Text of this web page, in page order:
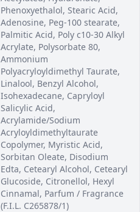
Phenoxyethalol, Stearic Acid,
Adenosine, Peg-100 stearate,
Palmitic Acid, Poly c10-30 Alkyl
Acrylate, Polysorbate 80,
Ammonium
Polyacryloyldimethyl Taurate,
Linalool, Benzyl Alcohol,
Isohexadecane, Capryloyl
Salicylic Acid,
Acrylamide/Sodium
Acryloyldimethyltaurate
Copolymer, Myristic Acid,
Sorbitan Oleate, Disodium
Edta, Cetearyl Alcohol, Cetearyl
Glucoside, Citronellol, Hexyl
Cinnamal, Parfum / Fragrance
(F.I.L. C265878/1)